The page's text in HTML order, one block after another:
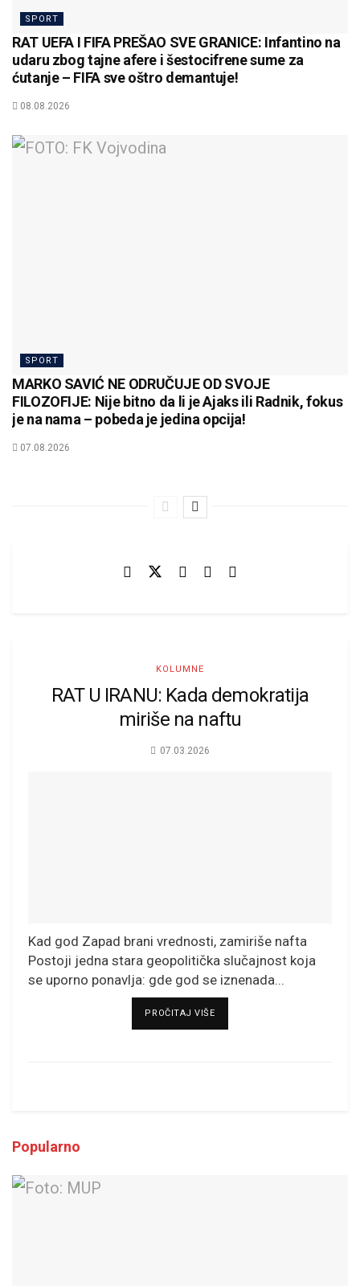
SPORT
RAT UEFA I FIFA PREŠAO SVE GRANICE: Infantino na
udaru zbog tajne afere i šestocifrene sume za
ćutanje – FIFA sve oštro demantuje!
08.08.2026
SPORT
MARKO SAVIĆ NE ODRUČUJE OD SVOJE
FILOZOFIJE: Nije bitno da li je Ajaks ili Radnik, fokus
je na nama – pobeda je jedina opcija!
07.08.2026
KOLUMNE
RAT U IRANU: Kada demokratija
miriše na naftu
07.03.2026
Kad god Zapad brani vrednosti, zamiriše nafta
Postoji jedna stara geopolitička slučajnost koja
se uporno ponavlja: gde god se iznenada...
PROČITAJ VIŠEDETAILS
Popularno